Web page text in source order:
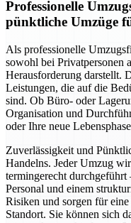
Professionelle
pünktliche Umzüge
Als professionelle
sowohl bei Privatpersonen
Herausforderung darstellt.
Leistungen, die auf die
sind. Ob Büro- oder
Organisation und
oder Ihre neue
Zuverlässigkeit und
Handelns. Jeder Umzug
termingerecht
Personal und einem
Risiken und sorgen für
Standort. Sie können sich